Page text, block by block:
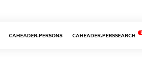
CAHEADER.PERSONS CAHEADER.PERSSEARCH